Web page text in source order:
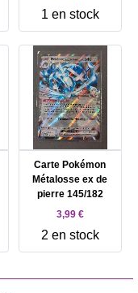
1 en stock
Carte Pokémon
Métalosse ex de
pierre 145/182
3,99 €
2 en stock